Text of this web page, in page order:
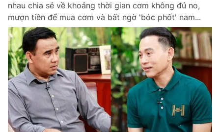
nhau chia sẻ về khoảng thời gian cơm không đủ no,
mượn tiền để mua cơm và bất ngờ 'bóc phốt' nam...